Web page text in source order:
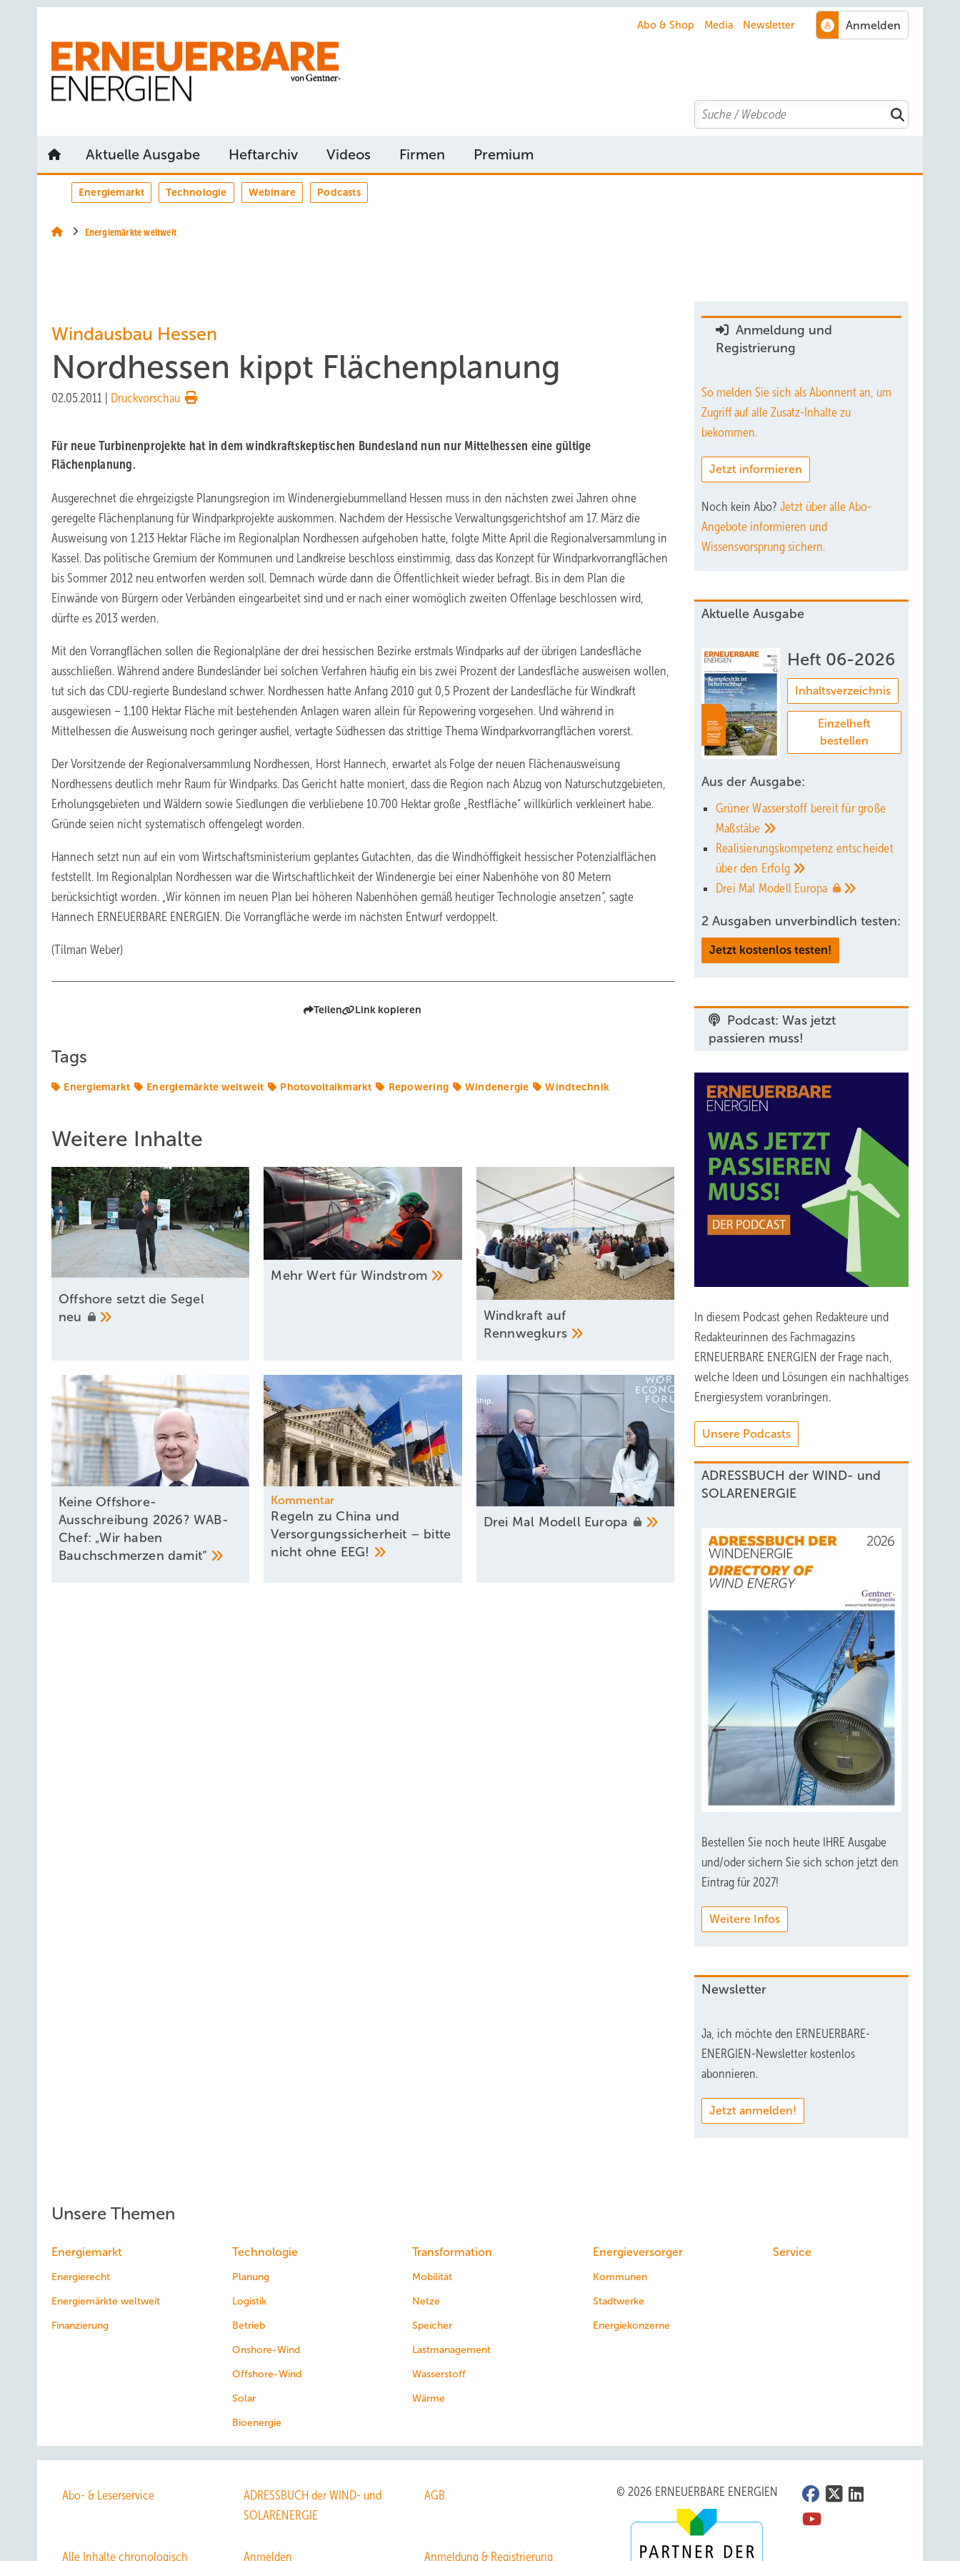
Abo & Shop Media Newsletter
Search
Aktuelle Ausgabe Heftarchiv Videos Firmen Premium
Energiemarkt Technologie Webinare Podcasts
Energiemärkte weltweit
Windausbau Hessen
Nordhessen kippt Flächenplanung
02.05.2011 Druckvorschau
Für neue Turbinenprojekte hat in dem windkraftskeptischen Bundesland nun nur Mittelhessen eine gültige
Flächenplanung.
Ausgerechnet die ehrgeizigste Planungsregion im Windenergiebummelland Hessen muss in den nächsten zwei Jahren ohne
geregelte Flächenplanung für Windparkprojekte auskommen. Nachdem der Hessische Verwaltungsgerichtshof am 17. März die
Ausweisung von 1.213 Hektar Fläche im Regionalplan Nordhessen aufgehoben hatte, folgte Mitte April die Regionalversammlung in
Kassel. Das politische Gremium der Kommunen und Landkreise beschloss einstimmig, dass das Konzept für Windparkvorrangflächen
bis Sommer 2012 neu entworfen werden soll. Demnach würde dann die Öffentlichkeit wieder befragt. Bis in dem Plan die
Einwände von Bürgern oder Verbänden eingearbeitet sind und er nach einer womöglich zweiten Offenlage beschlossen wird,
dürfte es 2013 werden.
Mit den Vorrangflächen sollen die Regionalpläne der drei hessischen Bezirke erstmals Windparks auf der übrigen Landesfläche
ausschließen. Während andere Bundesländer bei solchen Verfahren häufig ein bis zwei Prozent der Landesfläche ausweisen wollen,
tut sich das CDU-regierte Bundesland schwer. Nordhessen hatte Anfang 2010 gut 0,5 Prozent der Landesfläche für Windkraft
ausgewiesen – 1.100 Hektar Fläche mit bestehenden Anlagen waren allein für Repowering vorgesehen. Und während in
Mittelhessen die Ausweisung noch geringer ausfiel, vertagte Südhessen das strittige Thema Windparkvorrangflächen vorerst.
Der Vorsitzende der Regionalversammlung Nordhessen, Horst Hannech, erwartet als Folge der neuen Flächenausweisung
Nordhessens deutlich mehr Raum für Windparks. Das Gericht hatte moniert, dass die Region nach Abzug von Naturschutzgebieten,
Erholungsgebieten und Wäldern sowie Siedlungen die verbliebene 10.700 Hektar große „Restfläche“ willkürlich verkleinert habe.
Gründe seien nicht systematisch offengelegt worden.
Hannech setzt nun auf ein vom Wirtschaftsministerium geplantes Gutachten, das die Windhöffigkeit hessischer Potenzialflächen
feststellt. Im Regionalplan Nordhessen war die Wirtschaftlichkeit der Windenergie bei einer Nabenhöhe von 80 Metern
berücksichtigt worden. „Wir können im neuen Plan bei höheren Nabenhöhen gemäß heutiger Technologie ansetzen“, sagte
Hannech ERNEUERBARE ENERGIEN . Die Vorrangfläche werde im nächsten Entwurf verdoppelt.
(Tilman Weber)
Teilen Link kopieren
Tags
Energiemarkt Energiemärkte weltweit Photovoltaikmarkt Repowering Windenergie Windtechnik
Weitere Inhalte
Offshore setzt die Segel
neu
Mehr Wert fürWindstrom
Windkraft auf
Rennwegkurs
Keine Offshore-
Ausschreibung 2026? WAB-
Chef: „Wir haben
Bauchschmerzen damit“
Kommentar
Regeln zu China und
Versorgungssicherheit – bitte
nicht ohne EEG!
Drei Mal Modell Europa
Anmeldung und
Registrierung
So melden Sie sich als Abonnent an, um
Zugriff auf alle Zusatz-Inhalte zu
bekommen.
Jetzt informieren
Noch kein Abo? Jetzt über alle Abo-
Angebote informieren und
Wissensvorsprung sichern.
Aktuelle Ausgabe
Heft 06-2026
Inhaltsverzeichnis
Einzelheft
bestellen
Aus der Ausgabe:
Grüner Wasserstoff bereit für große
Maßstäbe
Realisierungskompetenz entscheidet
über den Erfolg
Drei Mal Modell Europa
2 Ausgaben unverbindlich testen:
Jetzt kostenlos testen!
Podcast: Was jetzt
passieren muss!
In diesem Podcast gehen Redakteure und
Redakteurinnen des Fachmagazins
ERNEUERBARE ENERGIEN der Frage nach,
welche Ideen und Lösungen ein nachhaltiges
Energiesystem voranbringen.
Unsere Podcasts
ADRESSBUCH der WIND- und
SOLARENERGIE
Bestellen Sie noch heute IHRE Ausgabe
und/oder sichern Sie sich schon jetzt den
Eintrag für 2027!
Weitere Infos
Newsletter
Ja, ich möchte den ERNEUERBARE-
ENERGIEN-Newsletter kostenlos
abonnieren.
Jetzt anmelden!
Unsere Themen
Energiemarkt
Energierecht
Energiemärkte weltweit
Finanzierung
Technologie
Planung
Logistik
Betrieb
Onshore-Wind
Offshore-Wind
Solar
Bioenergie
Transformation
Mobilität
Netze
Speicher
Lastmanagement
Wasserstoff
Wärme
Energieversorger
Kommunen
Stadtwerke
Energiekonzerne
Service
Abo- & Leserservice
ADRESSBUCH der WIND- und
SOLARENERGIE
AGB
Alle Inhalte chronologisch Anmelden Anmeldung & Registrierung
© 2026 ERNEUERBARE ENERGIEN